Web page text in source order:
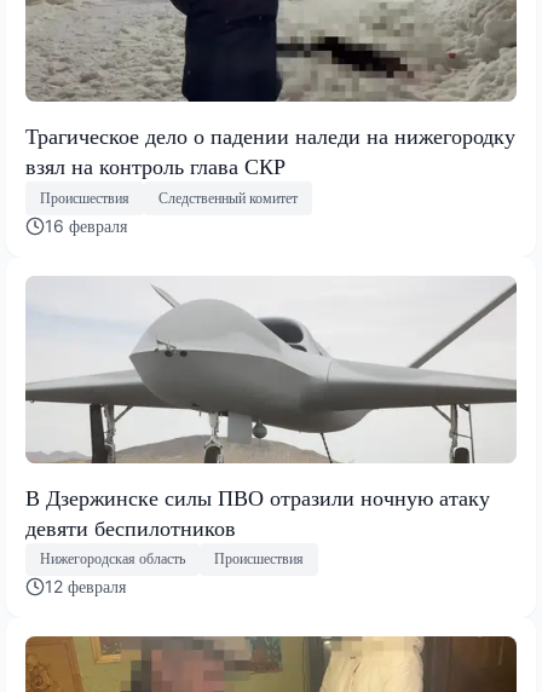
Трагическое дело о падении наледи на нижегородку
взял на контроль глава СКР
Происшествия Следственный комитет
16 февраля
В Дзержинске силы ПВО отразили ночную атаку
девяти беспилотников
Нижегородская область Происшествия
12 февраля